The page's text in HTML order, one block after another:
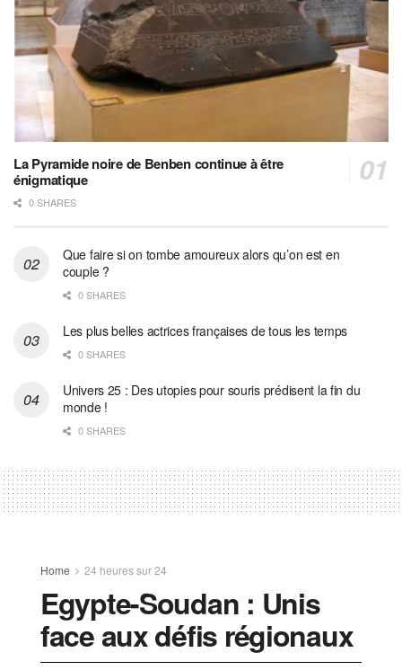
La Pyramide noire de Benben continue à être
énigmatique
0 SHARES
Que faire si on tombe amoureux alors qu’on est en
couple ?
0 SHARES
Les plus belles actrices françaises de tous les temps
0 SHARES
Univers 25 : Des utopies pour souris prédisent la fin du
monde !
0 SHARES
Home 24 heures sur 24
Egypte-Soudan : Unis
face aux défis régionaux